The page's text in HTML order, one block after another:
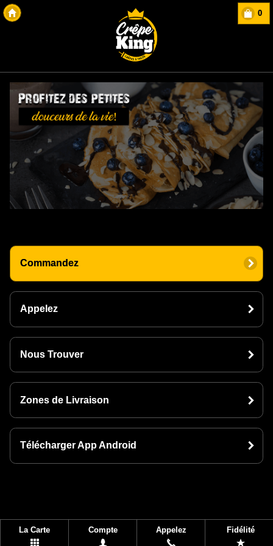
0
Commandez
Appelez
Nous Trouver
Zones de Livraison
Télécharger App Android
La Carte Compte Appelez Fidélité
Copyright Des-click